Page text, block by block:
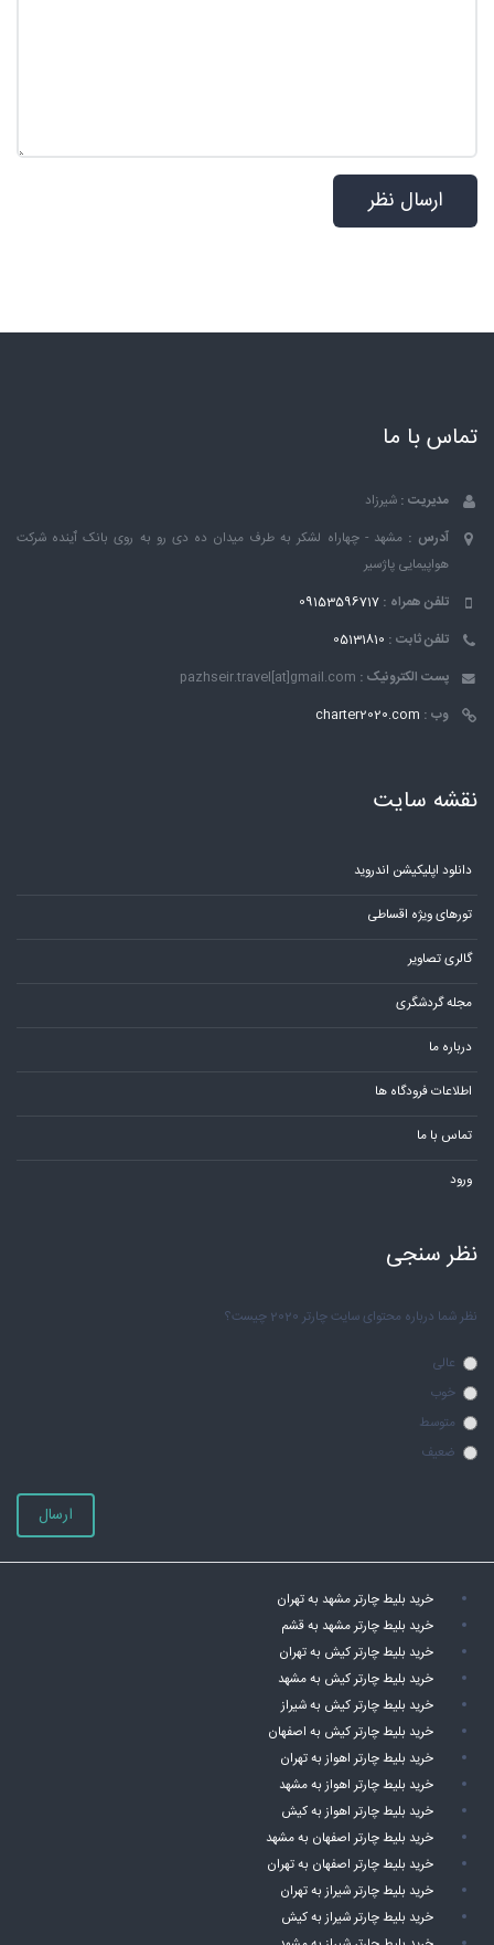
تماس با ما
مدیریت : شیرزاد
آدرس : مشهد - چهاراه لشکر به طرف میدان ده دی رو به روی بانک ٱینده شرکت
هواپیمایی پاژسیر
تلفن همراه : 09153596717
تلفن ثابت : 05131810
پست الکترونیک : pazhseir.travel[at]gmail.com
وب : charter2020.com
نقشه سایت
دانلود اپلیکیشن اندروید
تورهای ویژه اقساطی
گالری تصاویر
مجله گردشگری
درباره ما
اطلاعات فرودگاه ها
تماس با ما
ورود
نظر سنجی
نظر شما درباره محتوای سایت چارتر 2020 چیست؟
عالی
خوب
متوسط
ضعیف
ارسال
خرید بلیط چارتر مشهد به تهران
خرید بلیط چارتر مشهد به قشم
خرید بلیط چارتر کیش به تهران
خرید بلیط چارتر کیش به مشهد
خرید بلیط چارتر کیش به شیراز
خرید بلیط چارتر کیش به اصفهان
خرید بلیط چارتر اهواز به تهران
خرید بلیط چارتر اهواز به مشهد
خرید بلیط چارتر اهواز به کیش
خرید بلیط چارتر اصفهان به مشهد
خرید بلیط چارتر اصفهان به تهران
خرید بلیط چارتر شیراز به تهران
خرید بلیط چارتر شیراز به کیش